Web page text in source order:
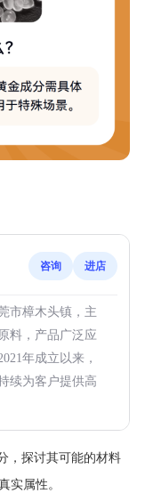
咨询 进店
市樟木头镇，主
料，产品广泛应
年成立以来，
续为客户提供高
，探讨其可能的材料
实属性。